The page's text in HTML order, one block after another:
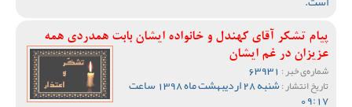
پیام تشکر آقای کهندل و خانواده ایشان بابت همدردی همه
عزیزان در غم ایشان
شماره‌ی خبر :
تاریخ انتشار : شنبه 28 اردیبهشت ماه 1398 ساعت
09:17